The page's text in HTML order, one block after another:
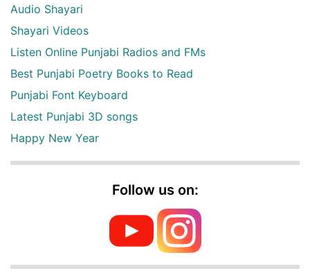
Audio Shayari
Shayari Videos
Listen Online Punjabi Radios and FMs
Best Punjabi Poetry Books to Read
Punjabi Font Keyboard
Latest Punjabi 3D songs
Happy New Year
Follow us on: